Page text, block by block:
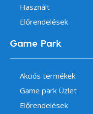
Használt
Előrendelések
Game Park
Akciós termékek
Game park Üzlet
Előrendelések